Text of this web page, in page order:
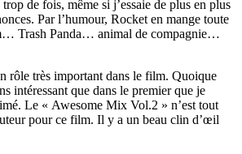
de fois, même si j’essaie de plus en plus
Par l’humour, Rocket en mange toute
Trash Panda… animal de compagnie…
rôle très important dans le film. Quoique
intéressant que dans le premier que je
Le « Awesome Mix Vol.2 » n’est tout
pour ce film. Il y a un beau clin d’œil